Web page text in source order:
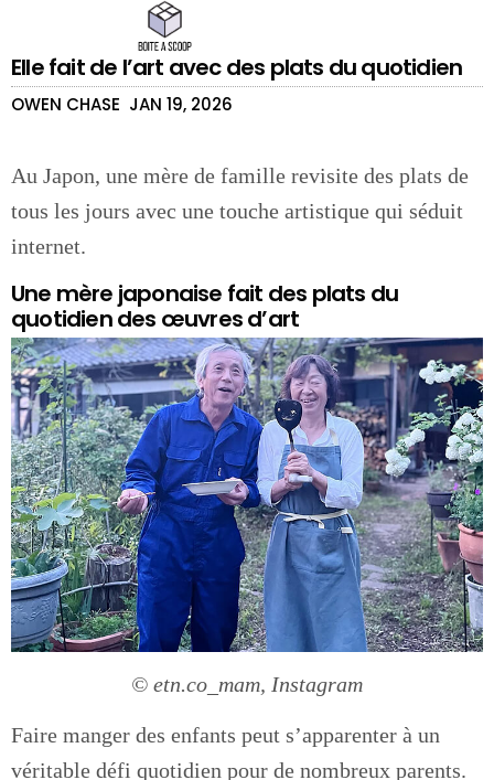
Elle fait de l’art avec des plats du quotidien
OWEN CHASE JAN 19, 2026
Au Japon, une mère de famille revisite des plats de
tous les jours avec une touche artistique qui séduit
internet.
Une mère japonaise fait des plats du
quotidien des œuvres d’art
© etn.co_mam, Instagram
Faire manger des enfants peut s’apparenter à un
véritable défi quotidien pour de nombreux parents.